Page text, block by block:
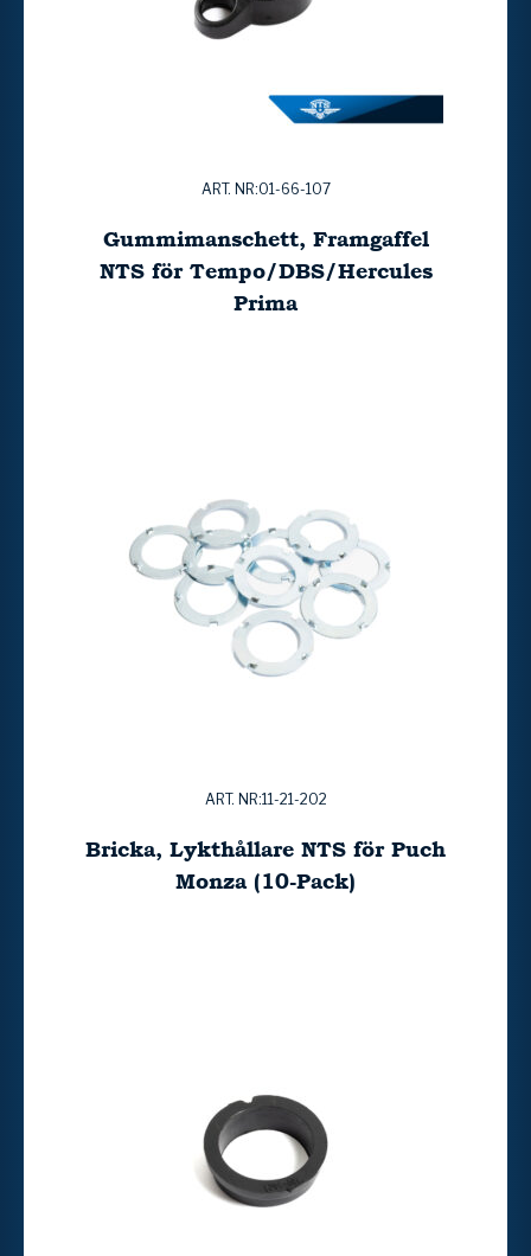
ART. NR:01-66-107
Gummimanschett, Framgaffel
NTS för Tempo/DBS/Hercules
Prima
ART. NR:11-21-202
Bricka, Lykthållare NTS för Puch
Monza (10-Pack)